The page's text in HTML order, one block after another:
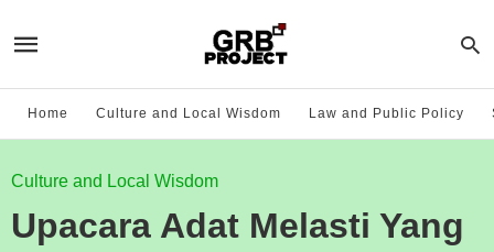
Home Culture and Local Wisdom Law and Public Policy
Culture and Local Wisdom
Upacara Adat Melasti Yang